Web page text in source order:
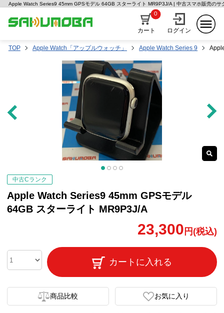
Apple Watch Series9 45mm GPSモデル 64GB スターライト MR9P3J/A | 中古スマホ販売のサ
カート
0
ログイン
TOP Apple Watch「アップルウォッチ」 Apple Watch Series 9
中古Cランク
Apple Watch Series9 45mm GPSモデル
64GB スターライト MR9P3J/A
23,300 円(税込)
カートに入れる
商品比較 お気に入り